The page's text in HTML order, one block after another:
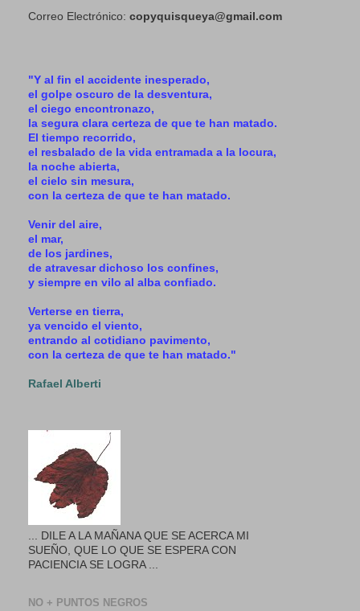
Correo Electrónico: copyquisqueya@gmail.com
"Y al fin el accidente inesperado,
el golpe oscuro de la desventura,
el ciego encontronazo,
la segura clara certeza de que te han matado.
El tiempo recorrido,
el resbalado de la vida entramada a la locura,
la noche abierta,
el cielo sin mesura,
con la certeza de que te han matado.
Venir del aire,
el mar,
de los jardines,
de atravesar dichoso los confines,
y siempre en vilo al alba confiado.
Verterse en tierra,
ya vencido el viento,
entrando al cotidiano pavimento,
con la certeza de que te han matado."
Rafael Alberti
... DILE A LA MAÑANA QUE SE ACERCA MI
SUEÑO, QUE LO QUE SE ESPERA CON
PACIENCIA SE LOGRA ...
NO + PUNTOS NEGROS